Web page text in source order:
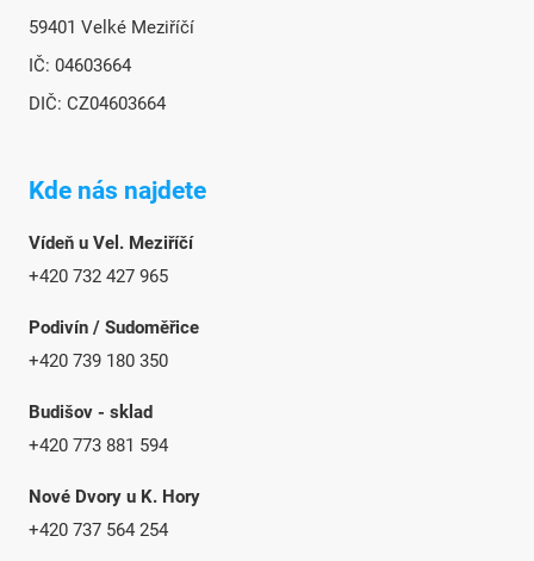
59401 Velké Meziříčí
IČ: 04603664
DIČ: CZ04603664
Kde nás najdete
Vídeň u Vel. Meziříčí
+420 732 427 965
Podivín / Sudoměřice
+420 739 180 350
Budišov - sklad
+420 773 881 594
Nové Dvory u K. Hory
+420 737 564 254